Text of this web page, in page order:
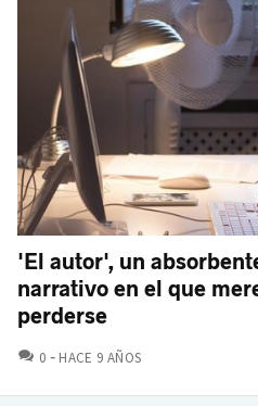
'El autor', un
narrativo en el que
perderse
0 COMENTARIOS
HACE 9 AÑOS